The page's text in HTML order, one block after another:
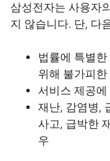
삼성전자는 사용자
지 않습니다. 단, 다
법률에 특별한
위해 불가피한
서비스 제공
재난, 감염병,
사고, 급박한
우